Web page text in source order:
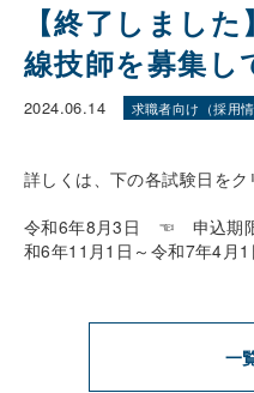
【終了しまし
線技師を募集し
2024.06.14 求職者向け（採用情
詳しくは、下の各試験日を
令和6年8月3日 ☜ 申込期
和6年11月1日～令和7年4
一